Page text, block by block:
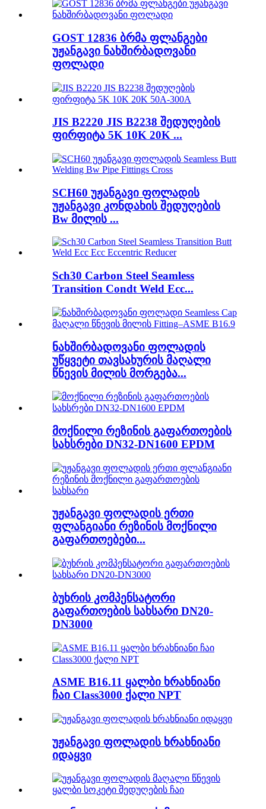
GOST 12836 ბრმა ფლანგები
უჟანგავი ნახშირბადოვანი
ფოლადი
JIS B2220 JIS B2238 შედუღების
ფირფიტა 5K 10K 20K ...
SCH60 უჟანგავი ფოლადის
უჟანგავი კონდახის შედუღების
Bw მილის ...
Sch30 Carbon Steel Seamless
Transition Condt Weld Ecc...
ნახშირბადოვანი ფოლადის
უწყვეტი თავსახურის მაღალი
წნევის მილის მორგება...
მოქნილი რეზინის გაფართოების
სახსრები DN32-DN1600 EPDM
უჟანგავი ფოლადის ერთი
ფლანგიანი რეზინის მოქნილი
გაფართოებები...
ბუხრის კომპენსატორი
გაფართოების სახსარი DN20-
DN3000
ASME B16.11 ყალბი ხრახნიანი
ჩაი Class3000 ქალი NPT
უჟანგავი ფოლადის ხრახნიანი
იდაყვი